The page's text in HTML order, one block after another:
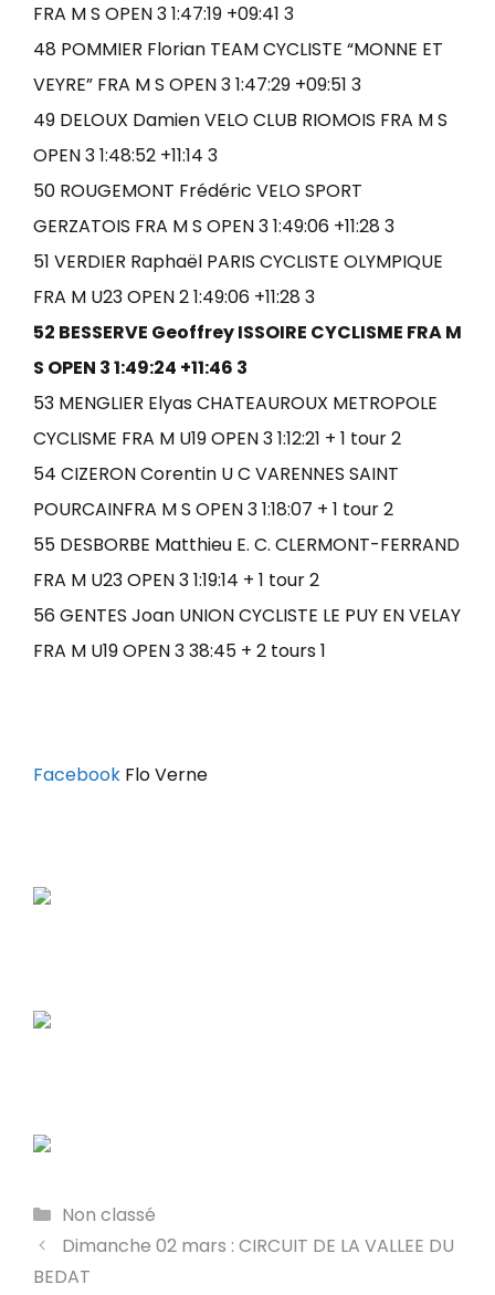
FRA M S OPEN 3 1:47:19 +09:41 3
48 POMMIER Florian TEAM CYCLISTE “MONNE ET
VEYRE” FRA M S OPEN 3 1:47:29 +09:51 3
49 DELOUX Damien VELO CLUB RIOMOIS FRA M S
OPEN 3 1:48:52 +11:14 3
50 ROUGEMONT Frédéric VELO SPORT
GERZATOIS FRA M S OPEN 3 1:49:06 +11:28 3
51 VERDIER Raphaël PARIS CYCLISTE OLYMPIQUE
FRA M U23 OPEN 2 1:49:06 +11:28 3
52 BESSERVE Geoffrey ISSOIRE CYCLISME FRA M
S OPEN 3 1:49:24 +11:46 3
53 MENGLIER Elyas CHATEAUROUX METROPOLE
CYCLISME FRA M U19 OPEN 3 1:12:21 + 1 tour 2
54 CIZERON Corentin U C VARENNES SAINT
POURCAINFRA M S OPEN 3 1:18:07 + 1 tour 2
55 DESBORBE Matthieu E. C. CLERMONT-FERRAND
FRA M U23 OPEN 3 1:19:14 + 1 tour 2
56 GENTES Joan UNION CYCLISTE LE PUY EN VELAY
FRA M U19 OPEN 3 38:45 + 2 tours 1
Facebook Flo Verne
Catégories
Non classé
Dimanche 02 mars : CIRCUIT DE LA VALLEE DU
BEDAT